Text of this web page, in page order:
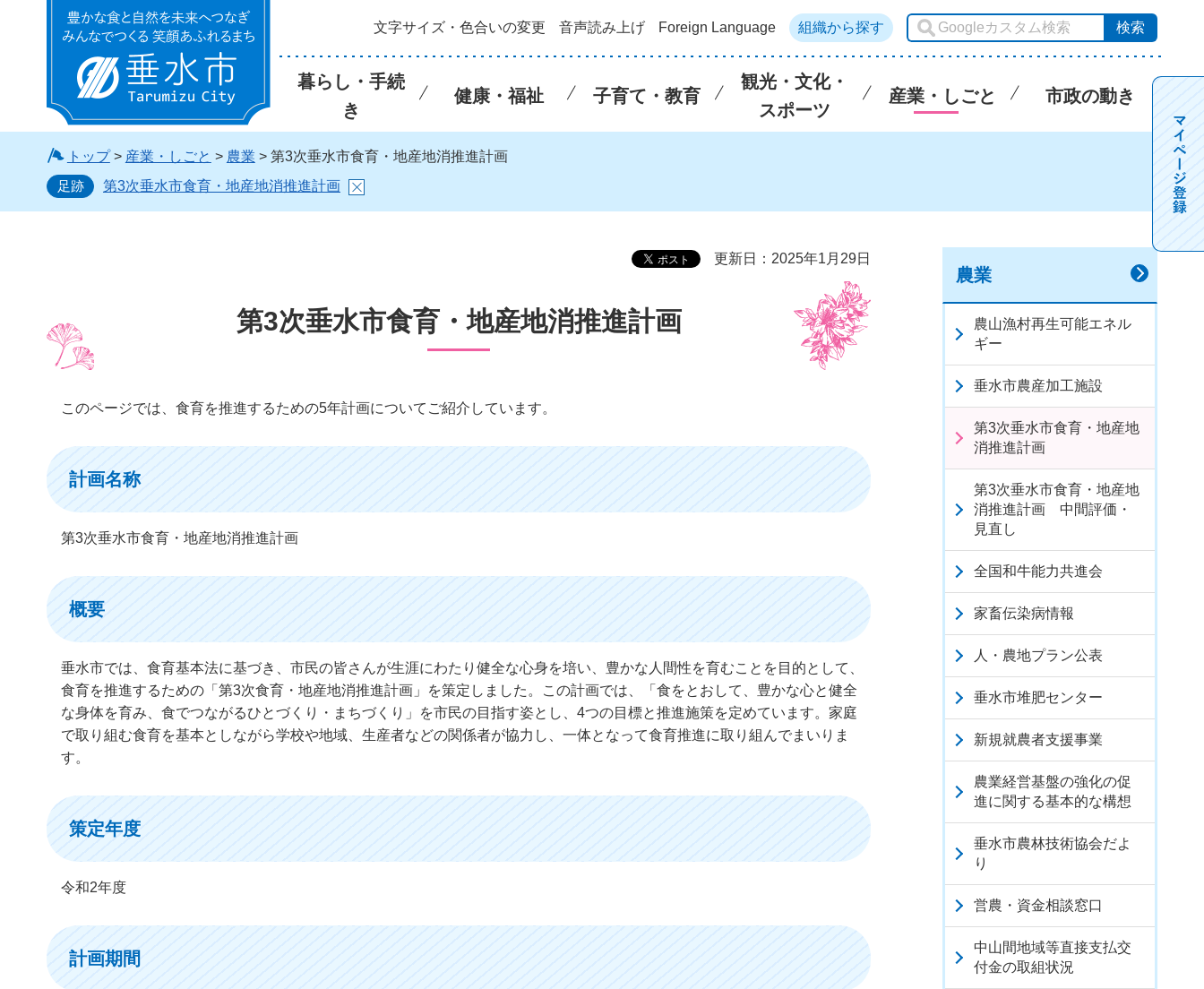
垂水市 文字サイズ・色合いの変更 音声読み上げ Foreign Language 組織から探す
暮らし・手続
き
健康・福祉 子育て・教育
観光・文化・
スポーツ
産業・しごと 市政の動き
トップ> 産業・しごと > 農業 > 第3次垂水市食育・地産地消推進計画
足跡
第3次垂水市食育・地産地消推進計画
更新日：2025年1月29日
第3次垂水市食育・地産地消推進計画
このページでは、食育を推進するための5年計画についてご紹介しています。
計画名称
第3次垂水市食育・地産地消推進計画
概要
垂水市では、食育基本法に基づき、市民の皆さんが生涯にわたり健全な心身を培い、豊かな人間性を育むことを目的として、
食育を推進するための「第3次食育・地産地消推進計画」を策定しました。この計画では、「食をとおして、豊かな心と健全
な身体を育み、食でつながるひとづくり・まちづくり」を市民の目指す姿とし、4つの目標と推進施策を定めています。家庭
で取り組む食育を基本としながら学校や地域、生産者などの関係者が協力し、一体となって食育推進に取り組んでまいりま
す。
策定年度
令和2年度
計画期間
農業
農山漁村再生可能エネル
ギー
垂水市農産加工施設
第3次垂水市食育・地産地
消推進計画
第3次垂水市食育・地産地
消推進計画 中間評価・
見直し
全国和牛能力共進会
家畜伝染病情報
人・農地プラン公表
垂水市堆肥センター
新規就農者支援事業
農業経営基盤の強化の促
進に関する基本的な構想
垂水市農林技術協会だよ
り
営農・資金相談窓口
中山間地域等直接支払交
付金の取組状況